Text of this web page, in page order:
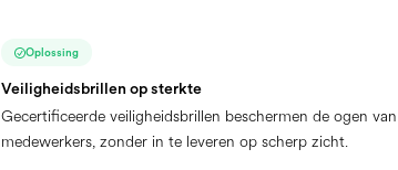
Oplossing
Veiligheidsbrillen op sterkte
Gecertificeerde veiligheidsbrillen beschermen de ogen
medewerkers, zonder in te leveren op scherp zicht.